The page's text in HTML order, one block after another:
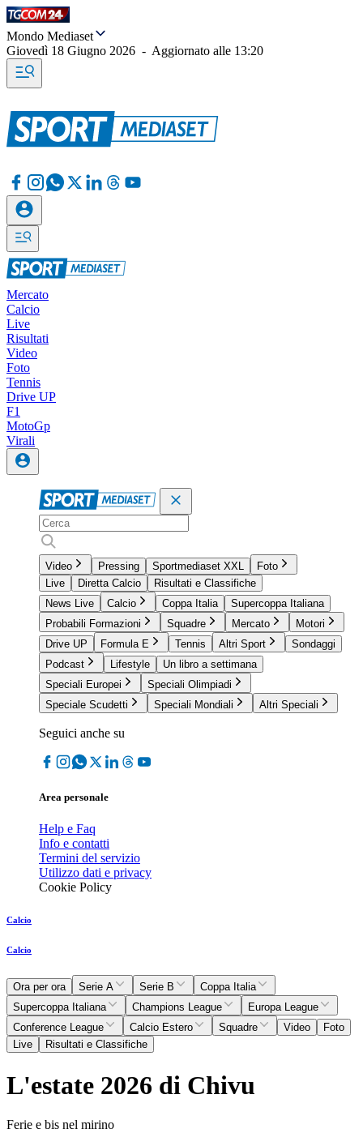
Mondo Mediaset
Giovedì 18 Giugno 2026 - Aggiornato alle 13:20
Mercato
Calcio
Live
Risultati
Video
Foto
Tennis
Drive UP
F1
MotoGp
Virali
Video Pressing Sportmediaset XXL
Foto
Live
Diretta Calcio
Risultati e Classifiche
News Live
Calcio Coppa Italia
Supercoppa Italiana
Probabili Formazioni
Squadre Mercato
Motori
Drive UP
Formula E Tennis Altri Sport
Sondaggi
Podcast
Lifestyle
Un libro a settimana
Speciali Europei
Speciali Olimpiadi
Speciale Scudetti
Speciali Mondiali Altri Speciali
Seguici anche su
Area personale
Help e Faq
Info e contatti
Termini del servizio
Utilizzo dati e privacy
Cookie Policy
Calcio
Calcio
Ora per ora Serie A Serie B
Coppa Italia
Supercoppa Italiana
Champions League
Europa League
Conference League
Calcio Estero Squadre Video
Foto
Live
Risultati e Classifiche
L'estate 2026 di Chivu
Ferie e bis nel mirino